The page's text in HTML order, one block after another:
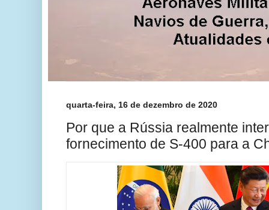
quarta-feira, 16 de dezembro de 2020
Por que a Rússia realmente
fornecimento de S-400 para a